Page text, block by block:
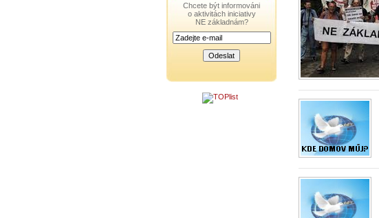
Chcete být informováni
o aktivitách iniciativy
NE základnám?